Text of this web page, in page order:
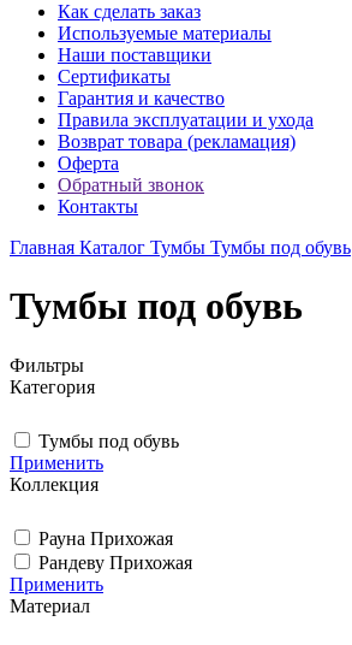
Как сделать заказ
Используемые материалы
Наши поставщики
Сертификаты
Гарантия и качество
Правила эксплуатации и ухода
Возврат товара (рекламация)
Оферта
Обратный звонок
Контакты
Главная Каталог Тумбы Тумбы под обувь
Тумбы под обувь
Фильтры
Категория
Тумбы под обувь
Применить
Коллекция
Рауна Прихожая
Рандеву Прихожая
Применить
Материал